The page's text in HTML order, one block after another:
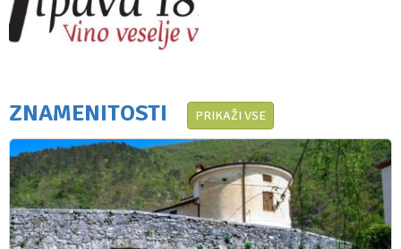
ZNAMENITOSTI PRIKAŽI VSE